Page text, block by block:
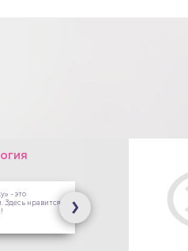
- это
Здесь нравится